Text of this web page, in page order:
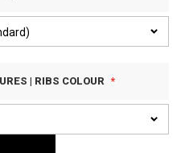
| RIBS COLOUR